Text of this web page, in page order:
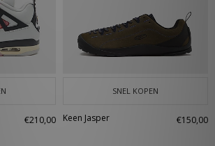
€210,00
SNEL KOPEN
Keen Jasper €150,00